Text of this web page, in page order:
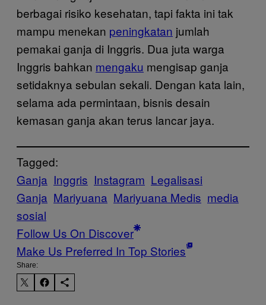
berbagai risiko kesehatan, tapi fakta ini tak
mampu menekan peningkatan jumlah
pemakai ganja di Inggris. Dua juta warga
Inggris bahkan mengaku mengisap ganja
setidaknya sebulan sekali. Dengan kata lain,
selama ada permintaan, bisnis desain
kemasan ganja akan terus lancar jaya.
Tagged:
Ganja Inggris Instagram Legalisasi
Ganja Mariyuana Mariyuana Medis media
sosial
Follow Us On Discover
Make Us Preferred In Top Stories
Share: